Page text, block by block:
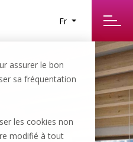
assurer le bon
sa fréquentation
les cookies non
modifié à tout
Fr
CHF